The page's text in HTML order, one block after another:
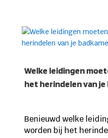
Welke leidingen
het herindelen van je
Benieuwd welke
worden bij het